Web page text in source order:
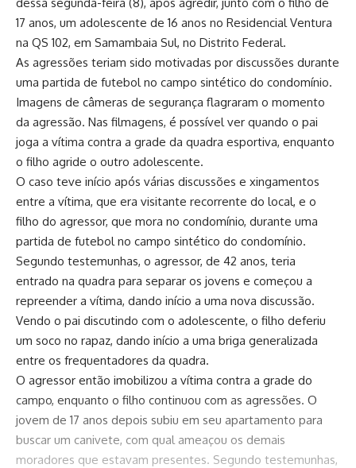
17 anos, um adolescente de 16 anos no Residencial Ventura
na QS 102, em Samambaia Sul, no Distrito Federal.
As agressões teriam sido motivadas por discussões durante
uma partida de futebol no campo sintético do condomínio.
Imagens de câmeras de segurança flagraram o momento
da agressão. Nas filmagens, é possível ver quando o pai
joga a vítima contra a grade da quadra esportiva, enquanto
o filho agride o outro adolescente.
O caso teve início após várias discussões e xingamentos
entre a vítima, que era visitante recorrente do local, e o
filho do agressor, que mora no condomínio, durante uma
partida de futebol no campo sintético do condomínio.
Segundo testemunhas, o agressor, de 42 anos, teria
entrado na quadra para separar os jovens e começou a
repreender a vítima, dando início a uma nova discussão.
Vendo o pai discutindo com o adolescente, o filho deferiu
um soco no rapaz, dando início a uma briga generalizada
entre os frequentadores da quadra.
O agressor então imobilizou a vítima contra a grade do
campo, enquanto o filho continuou com as agressões. O
jovem de 17 anos depois subiu em seu apartamento para
buscar um canivete, com qual ameaçou os demais
moradores que estavam presentes. Segundo testemunhas,